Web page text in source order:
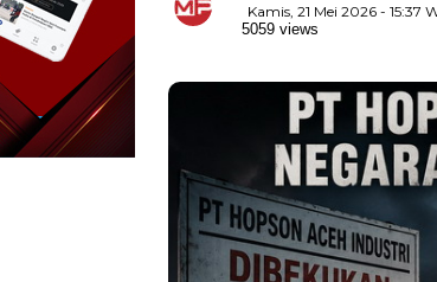
Kamis, 21 Mei 2026 - 15:37
5059 views